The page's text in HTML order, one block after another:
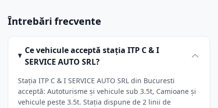
Întrebări frecvente
Ce vehicule acceptă stația ITP C & I
SERVICE AUTO SRL?
Stația ITP C & I SERVICE AUTO SRL din Bucuresti
acceptă: Autoturisme și vehicule sub 3.5t, Camioane și
vehicule peste 3.5t. Stația dispune de 2 linii de